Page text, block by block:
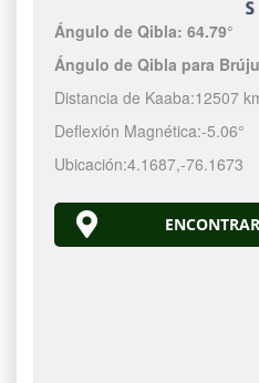
Ángulo de Qibla:64.79°
Ángulo de Qibla para
Distancia de Kaaba:12507
Deflexión Magnética:-5.06°
Ubicación:4.1687,-76.1674